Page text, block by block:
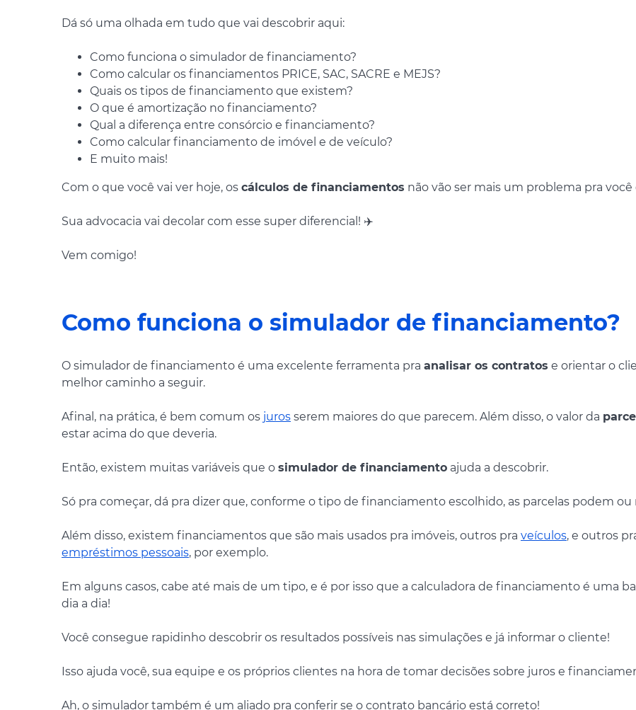
Dá só uma olhada em tudo que vai descobrir aqui:
Como funciona o simulador de financiamento?
Como calcular os financiamentos PRICE, SAC, SACRE e MEJS?
Quais os tipos de financiamento que existem?
O que é amortização no financiamento?
Qual a diferença entre consórcio e financiamento?
Como calcular financiamento de imóvel e de veículo?
E muito mais!
Com o que você vai ver hoje, os cálculos de financiamentos não vão ser mais um problema pra você
Sua advocacia vai decolar com esse super diferencial! ✈️
Vem comigo!
Como funciona o simulador de financiamento?
O simulador de financiamento é uma excelente ferramenta pra analisar os contratos e orientar o
melhor caminho a seguir.
Afinal, na prática, é bem comum os juros serem maiores do que parecem. Além disso, o valor da
estar acima do que deveria.
Então, existem muitas variáveis que o simulador de financiamento ajuda a descobrir.
Só pra começar, dá pra dizer que, conforme o tipo de financiamento escolhido, as parcelas podem ou
Além disso, existem financiamentos que são mais usados pra imóveis, outros pra veículos, e outros
empréstimos pessoais, por exemplo.
Em alguns casos, cabe até mais de um tipo, e é por isso que a calculadora de financiamento é uma
dia a dia!
Você consegue rapidinho descobrir os resultados possíveis nas simulações e já informar o cliente!
Isso ajuda você, sua equipe e os próprios clientes na hora de tomar decisões sobre juros e
Ah, o simulador também é um aliado pra conferir se o contrato bancário está correto!